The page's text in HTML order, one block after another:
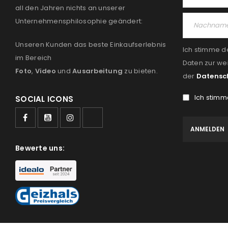
all den Jahren nichts an unserer
Unternehmensphilosophie geändert:
Unseren Kunden das beste Einkaufserlebnis
im Bereich
Foto, Video und Ausarbeitung zu bieten.
SOCIAL ICONS
Bewerte uns:
Ich stimme
Daten zur
der
Ich